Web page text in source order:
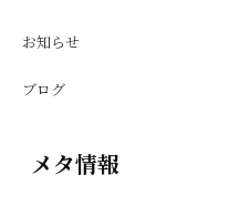
お知らせ
ブログ
メタ情報